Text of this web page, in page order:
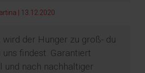
| 13.12.2020
wird der Hunger zu groß- du
findest. Garantiert
und nach nachhaltiger